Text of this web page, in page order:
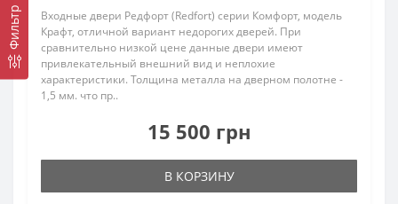
Фильтр
Входные двери Редфорт (Redfort) серии Комфорт, модель
Крафт, отличной вариант недорогих дверей. При
сравнительно низкой цене данные двери имеют
привлекательный внешний вид и неплохие
характеристики. Толщина металла на дверном полотне -
1,5 мм. что пр..
15 500 грн
В КОРЗИНУ